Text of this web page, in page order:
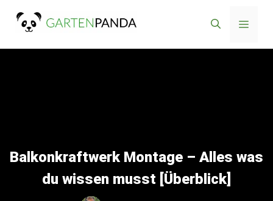
Inhalt
Menü
Balkonkraftwerk Montage – Alles was
du wissen musst [Überblick]